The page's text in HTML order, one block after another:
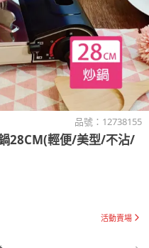
品號： 12738155
28CM(輕便/美型/不沾/
活動賣場